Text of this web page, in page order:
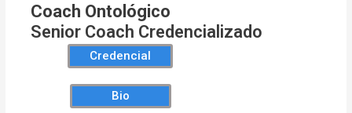
Coach Ontológico
Senior Coach Credencializado
Credencial
Bio